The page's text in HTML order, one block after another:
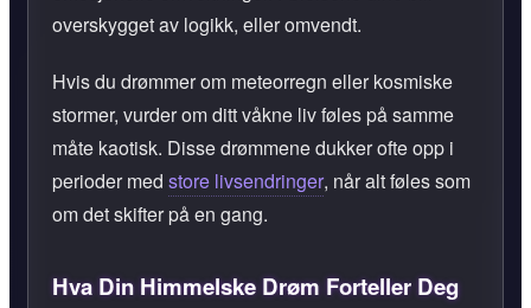
overskygget av logikk, eller omvendt.
Hvis du drømmer om meteorregn eller kosmiske
stormer, vurder om ditt våkne liv føles på samme
måte kaotisk. Disse drømmene dukker ofte opp i
perioder med store livsendringer, når alt føles som
om det skifter på en gang.
Hva Din Himmelske Drøm Forteller Deg